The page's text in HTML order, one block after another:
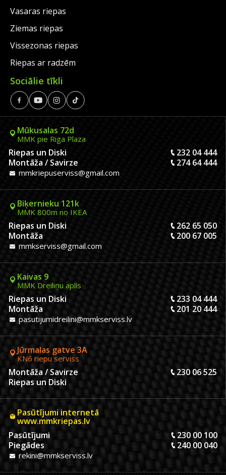
Vasaras riepas
Ziemas riepas
Vissezonas riepas
Riepas ar radzēm
Sociālie tīkli
Mūkusalas 72d
MMK pie Riga Plaza
Riepas un Diski
232 04 444
Montāža / Savirze
274 64 444
mmkriepuserviss@gmail.com
Biķernieku 121k
MMK 800m no IKEA
Riepas un Diski
262 65 050
Montāža
200 67 005
mmkserviss@gmail.com
Kaivas 9
MMK Dreiliņu aplis
Riepas un Diski
233 04 444
Montāža
201 20 444
pasutijumidreilini@mmkserviss.lv
Jūrmalas gatve 3A
KN6 riepu serviss
Montāža / Savirze
230 06 525
Riepas un Diski
Pasūtījumi internetā
www.mmkriepas.lv
Pasūtījumi
230 00 100
Piegādes
240 00 040
rekini@mmkserviss.lv